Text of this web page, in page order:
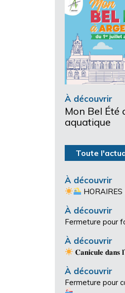
À découvrir
Mon Bel Été
aquatique
Toute
À découvrir
HORAIRES
À découvrir
Fermeture pour
À découvrir
𝐂𝐚𝐧𝐢𝐜𝐮𝐥𝐞 𝐝𝐚𝐧𝐬
À découvrir
Fermeture pour